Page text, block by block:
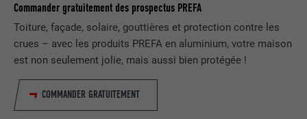
Commander gratuitement des prospectus PREFA
Toiture, façade, solaire, gouttières et protection contre les
crues – avec les produits PREFA en aluminium, votre maison
est non seulement jolie, mais aussi bien protégée !
COMMANDER GRATUITEMENT
FOURNISSEUR
Est utilisé par Facebook pour afficher
une série de produits publicitaires, par
exemple des offres en temps réel